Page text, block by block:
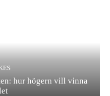
hur högern vill vinna